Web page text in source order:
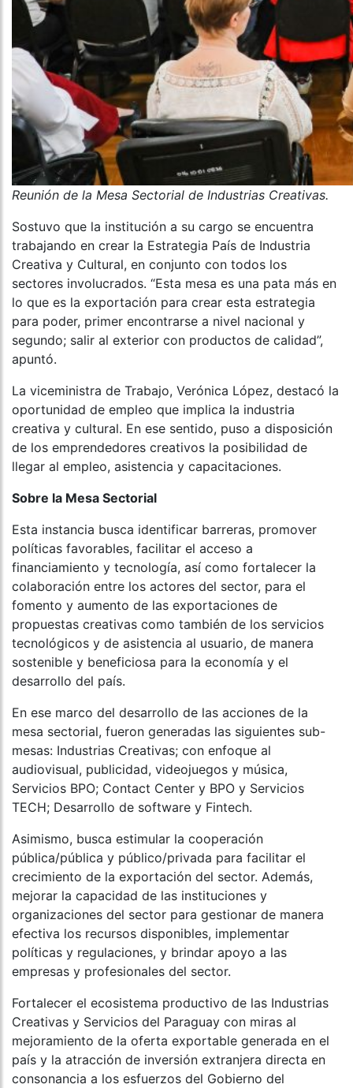
Reunión de la Mesa Sectorial de Industrias Creativas.
Sostuvo que la institución a su cargo se encuentra
trabajando en crear la Estrategia País de Industria
Creativa y Cultural, en conjunto con todos los
sectores involucrados. “Esta mesa es una pata más en
lo que es la exportación para crear esta estrategia
para poder, primer encontrarse a nivel nacional y
segundo; salir al exterior con productos de calidad”,
apuntó.
La viceministra de Trabajo, Verónica López, destacó la
oportunidad de empleo que implica la industria
creativa y cultural. En ese sentido, puso a disposición
de los emprendedores creativos la posibilidad de
llegar al empleo, asistencia y capacitaciones.
Sobre la Mesa Sectorial
Esta instancia busca identificar barreras, promover
políticas favorables, facilitar el acceso a
financiamiento y tecnología, así como fortalecer la
colaboración entre los actores del sector, para el
fomento y aumento de las exportaciones de
propuestas creativas como también de los servicios
tecnológicos y de asistencia al usuario, de manera
sostenible y beneficiosa para la economía y el
desarrollo del país.
En ese marco del desarrollo de las acciones de la
mesa sectorial, fueron generadas las siguientes sub-
mesas: Industrias Creativas; con enfoque al
audiovisual, publicidad, videojuegos y música,
Servicios BPO; Contact Center y BPO y Servicios
TECH; Desarrollo de software y Fintech.
Asimismo, busca estimular la cooperación
pública/pública y público/privada para facilitar el
crecimiento de la exportación del sector. Además,
mejorar la capacidad de las instituciones y
organizaciones del sector para gestionar de manera
efectiva los recursos disponibles, implementar
políticas y regulaciones, y brindar apoyo a las
empresas y profesionales del sector.
Fortalecer el ecosistema productivo de las Industrias
Creativas y Servicios del Paraguay con miras al
mejoramiento de la oferta exportable generada en el
país y la atracción de inversión extranjera directa en
consonancia a los esfuerzos del Gobierno del